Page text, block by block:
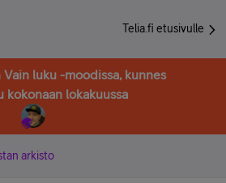
Telia.fi etusivulle
luku -moodissa, kunnes
kokonaan lokakuussa
arkisto